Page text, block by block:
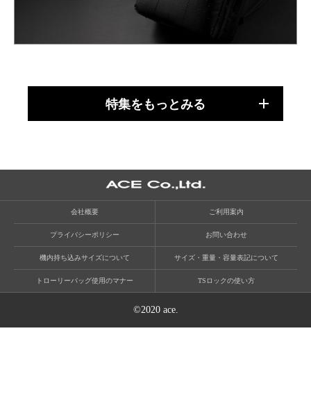
特集をもっとみる
会社概要 ご利用案内
プライバシーポリシー お問い合わせ
機内持ち込みサイズについて サイズ・重量・容量表記について
トローリーバッグ使用のマナー TSロックの使い方
©2020 ace.